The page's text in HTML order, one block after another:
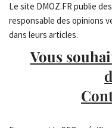
Le site DMOZ.FR publie
responsable des opinions
dans leurs articles.
Vous